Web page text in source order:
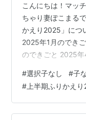
こんにちは！マッ
ちゃり妻ぽこまる
かえり2025」につ
2025年1月のでき
のできごと 2025
う半分おわったと
ころです。 2025年
う！ 2025年1月の
んといっても入籍
#選択子なし #子
#上半期ふりかえ